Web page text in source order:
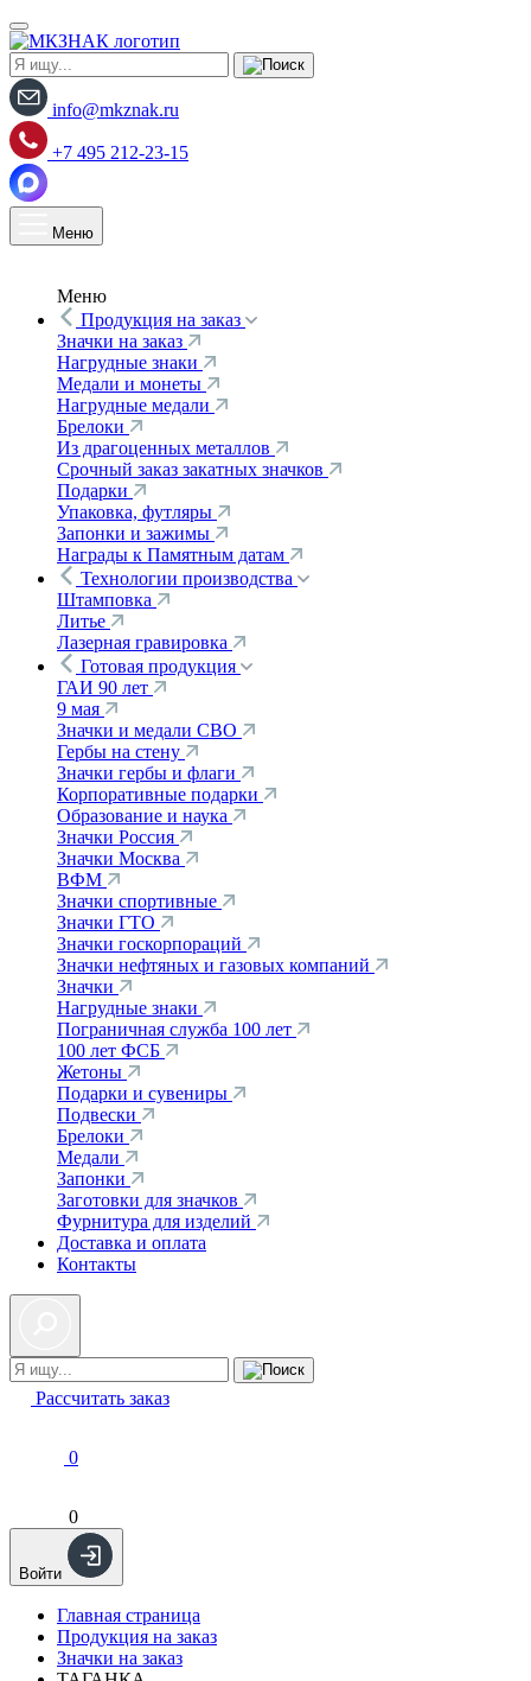
info@mkznak.ru
+7 495 212-23-15
Меню
Меню
Продукция на заказ
Значки на заказ
Нагрудные знаки
Медали и монеты
Нагрудные медали
Брелоки
Из драгоценных металлов
Срочный заказ закатных значков
Подарки
Упаковка, футляры
Запонки и зажимы
Награды к Памятным датам
Технологии производства
Штамповка
Литье
Лазерная гравировка
Готовая продукция
ГАИ 90 лет
9 мая
Значки и медали СВО
Гербы на стену
Значки гербы и флаги
Корпоративные подарки
Образование и наука
Значки Россия
Значки Москва
ВФМ
Значки спортивные
Значки ГТО
Значки госкорпораций
Значки нефтяных и газовых компаний
Значки
Нагрудные знаки
Пограничная служба 100 лет
100 лет ФСБ
Жетоны
Подарки и сувениры
Подвески
Брелоки
Медали
Запонки
Заготовки для значков
Фурнитура для изделий
Доставка и оплата
Контакты
Рассчитать заказ
0
0
Войти
Главная страница
Продукция на заказ
Значки на заказ